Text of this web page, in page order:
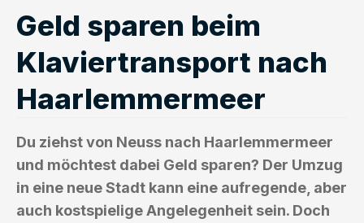
Geld sparen beim
Klaviertransport nach
Haarlemmermeer
Du ziehst von Neuss nach Haarlemmermeer
und möchtest dabei Geld sparen? Der Umzug
in eine neue Stadt kann eine aufregende, aber
auch kostspielige Angelegenheit sein. Doch